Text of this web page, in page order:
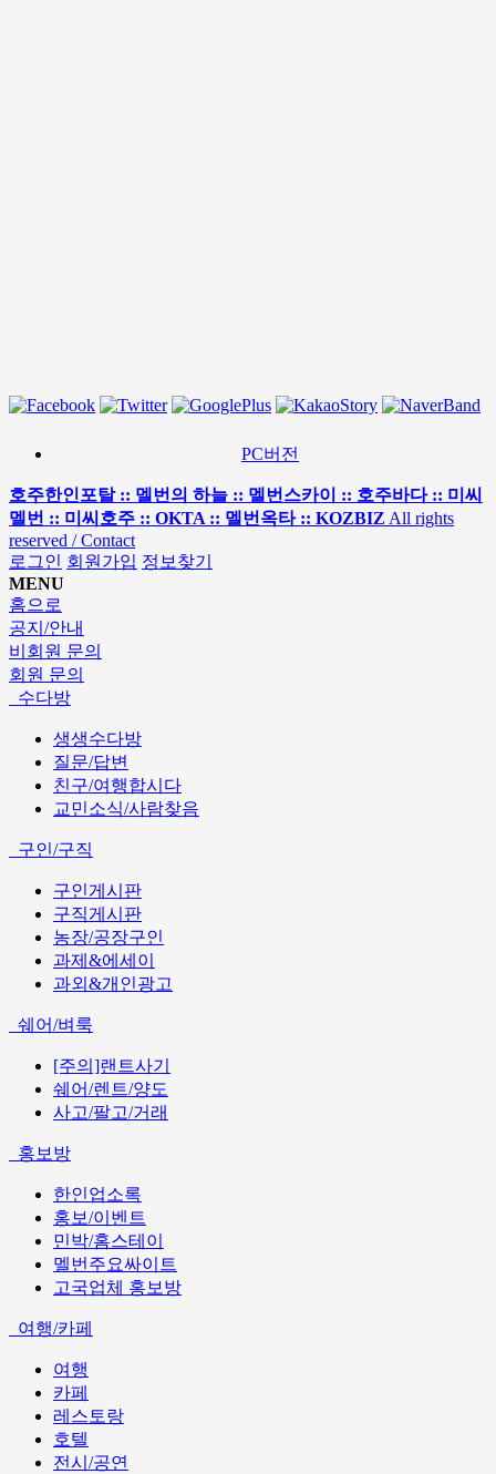
PC버전
호주한인포탈 :: 멜번의 하늘 :: 멜번스카이 :: 호주바다 :: 미씨
멜번 :: 미씨호주 :: OKTA :: 멜번옥타 :: KOZBIZ All rights
reserved / Contact
로그인 회원가입 정보찾기
MENU
홈으로
공지/안내
비회원 문의
회원 문의
수다방
생생수다방
질문/답변
친구/여행합시다
교민소식/사람찾음
구인/구직
구인게시판
구직게시판
농장/공장구인
과제&에세이
과외&개인광고
쉐어/벼룩
[주의]랜트사기
쉐어/렌트/양도
사고/팔고/거래
홍보방
한인업소록
홍보/이벤트
민박/홈스테이
멜번주요싸이트
고국업체 홍보방
여행/카페
여행
카페
레스토랑
호텔
전시/공연